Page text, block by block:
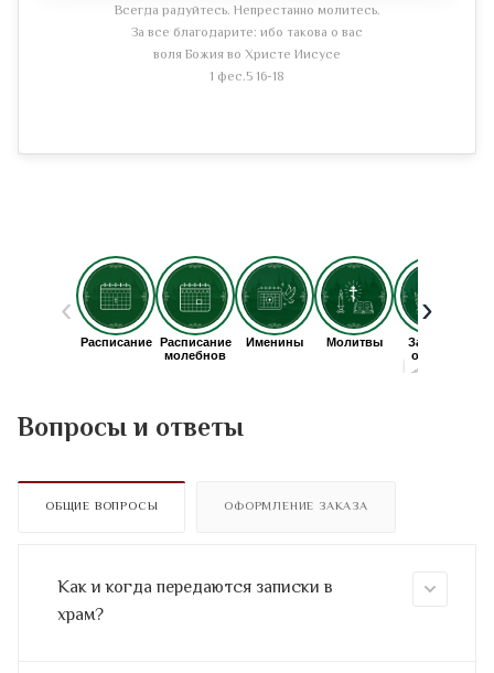
Всегда радуйтесь. Непрестанно молитесь.
За все благодарите: ибо такова о вас
воля Божия во Христе Иисусе
1 фес.5 16-18
Вопросы и ответы
ОБЩИЕ ВОПРОСЫ ОФОРМЛЕНИЕ ЗАКАЗА
Как и когда передаются записки в
храм?